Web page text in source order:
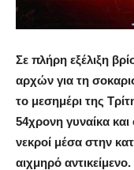
Σε πλήρη εξέλιξη
αρχών για τη
το μεσημέρι της
54χρονη γυναίκα
νεκροί μέσα στην
αιχμηρό αντικείμενο.